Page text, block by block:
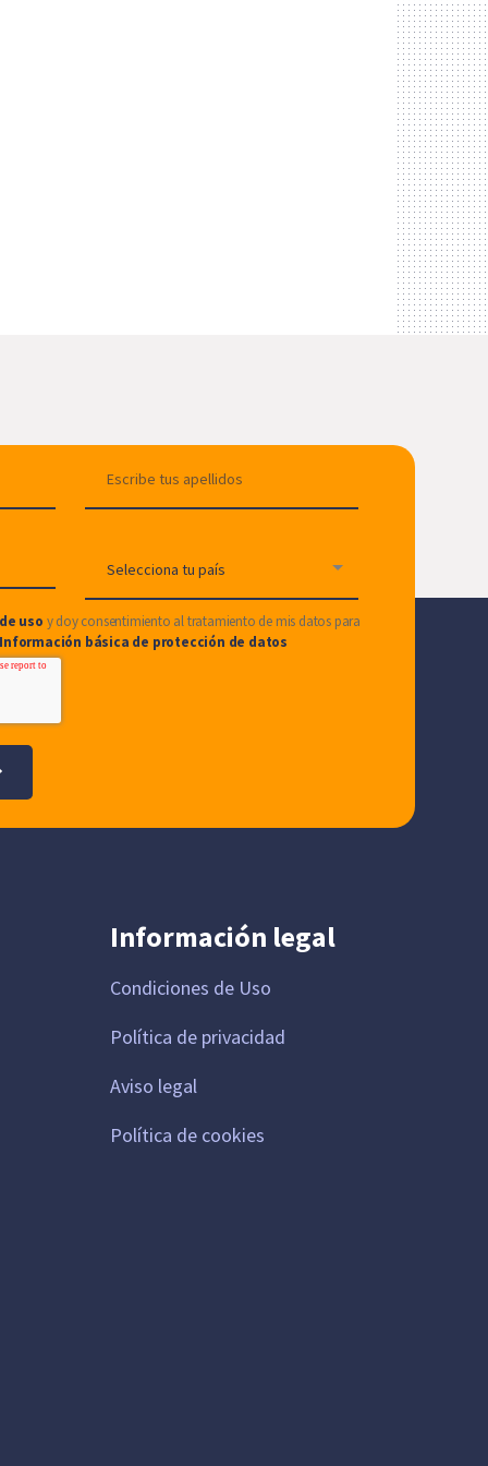
uso y doy consentimiento al tratamiento de mis datos para
Información básica de protección de datos
Información legal
Condiciones de Uso
Política de privacidad
Aviso legal
Política de cookies